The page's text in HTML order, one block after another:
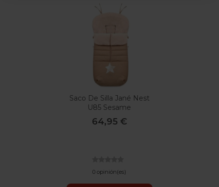
Saco De Silla Jané Nest
U85 Sesame
64,95 €
0 opinión(es)